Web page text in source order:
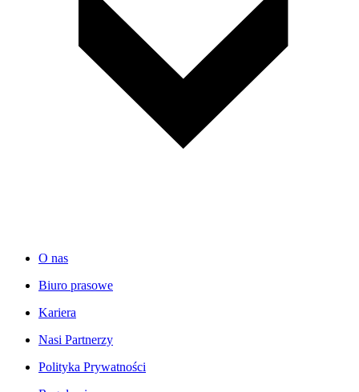
O nas
Biuro prasowe
Kariera
Nasi Partnerzy
Polityka Prywatności